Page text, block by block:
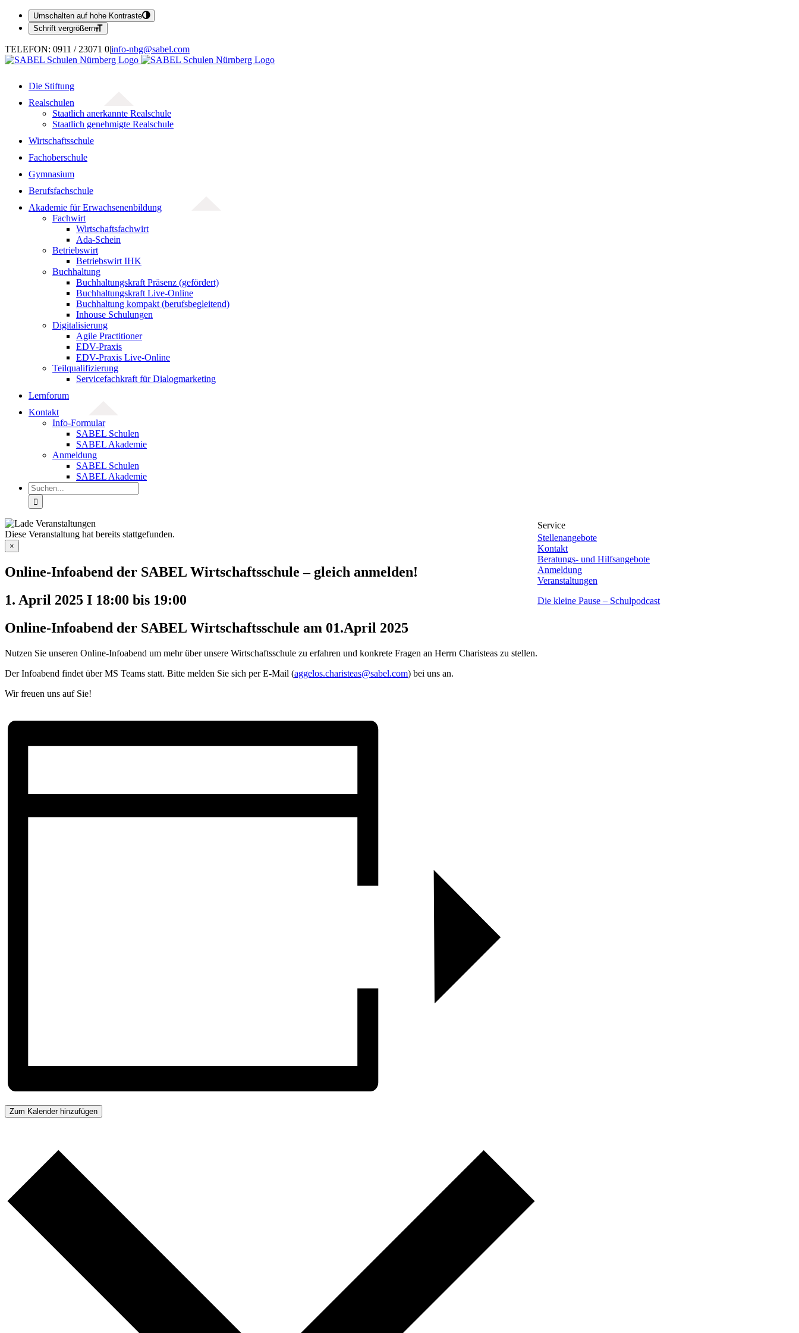
Umschalten auf hohe Kontraste
Schrift vergrößern
Zum
Inhalt
TELEFON: 0911 / 23071 0|info-nbg@sabel.com
Die Stiftung
Realschulen
Staatlich anerkannte Realschule
Staatlich genehmigte Realschule
Wirtschaftsschule
Fachoberschule
Gymnasium
Berufsfachschule
Akademie für Erwachsenenbildung
Fachwirt
Wirtschaftsfachwirt
Ada-Schein
Betriebswirt
Betriebswirt IHK
Buchhaltung
Buchhaltungskraft Präsenz (gefördert)
Buchhaltungskraft Live-Online
Buchhaltung kompakt (berufsbegleitend)
Inhouse Schulungen
Digitalisierung
Agile Practitioner
EDV-Praxis
EDV-Praxis Live-Online
Teilqualifizierung
Servicefachkraft für Dialogmarketing
Lernforum
Kontakt
Info-Formular
SABEL Schulen
SABEL Akademie
Anmeldung
SABEL Schulen
SABEL Akademie
Suche
nach:
Diese Veranstaltung hat bereits stattgefunden.
×
Online-Infoabend der SABEL Wirtschaftsschule – gleich anmelden!
1. April 2025 I 18:00 bis 19:00
Online-Infoabend der SABEL Wirtschaftsschule am 01.April 2025
Nutzen Sie unseren Online-Infoabend um mehr über unsere Wirtschaftsschule zu erfahren und konkrete Fragen an Herrn Charisteas zu stellen.
Der Infoabend findet über MS Teams statt. Bitte melden Sie sich per E-Mail (aggelos.charisteas@sabel.com) bei uns an.
Wir freuen uns auf Sie!
Zum Kalender hinzufügen
Service
Stellenangebote
Kontakt
Beratungs- und Hilfsangebote
Anmeldung
Veranstaltungen
Die kleine Pause – Schulpodcast